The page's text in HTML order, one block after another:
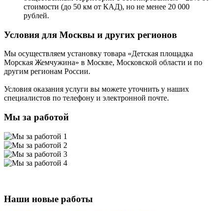
стоимости (до 50 км от КАД), но не менее 20 000
рублей.
Условия для Москвы и других регионов
Мы осуществляем установку товара «Детская площадка
Морская Жемчужина» в Москве, Московской области и по
другим регионам России.
Условия оказания услуги вы можете уточнить у наших
специалистов по телефону и электронной почте.
Мы за работой
Наши новые работы